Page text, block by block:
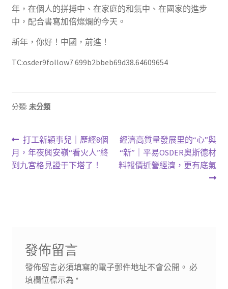
年，在個人的拼搏中、在家庭的和氣中、在國家的進步
中，配合書寫加倍燦爛的今天。
新年，你好！中國，前進！
TC:osder9follow7 699b2bbeb69d38.64609654
分類: 未分類
文
章
上
一
篇
打工新穎事兒｜歷經8個
月，年夜興安嶺“看火人”終
到九宮格見證于下塔了！
下
一
篇
經濟高質量發展里的“心”與
“新”｜平易OSDER奧斯德材
料報價近營經濟，更有底氣
發佈留言
發佈留言必須填寫的電子郵件地址不會公開。 必
填欄位標示為 *